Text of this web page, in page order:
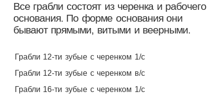
Все грабли состоят из черенка и рабочего
основания. По форме основания они
бывают прямыми, витыми и веерными.
Грабли 12-ти зубые с черенком 1/с
Грабли 12-ти зубые с черенком в/с
Грабли 16-ти зубые с черенком 1/с